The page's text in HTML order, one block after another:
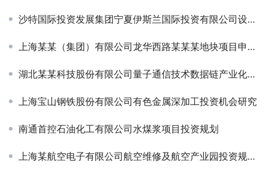
沙特国际投资发展集团宁夏伊斯兰国际投资有限公司设立可研
上海某某（集团）有限公司龙华西路某某某地块项目申请报告
湖北某某科技股份有限公司量子通信技术数据链产业化项目可研-定增
上海宝山钢铁股份有限公司有色金属深加工投资机会研究
南通首控石油化工有限公司水煤浆项目投资规划
上海某航空电子有限公司航空维修及航空产业园投资规划项目签约